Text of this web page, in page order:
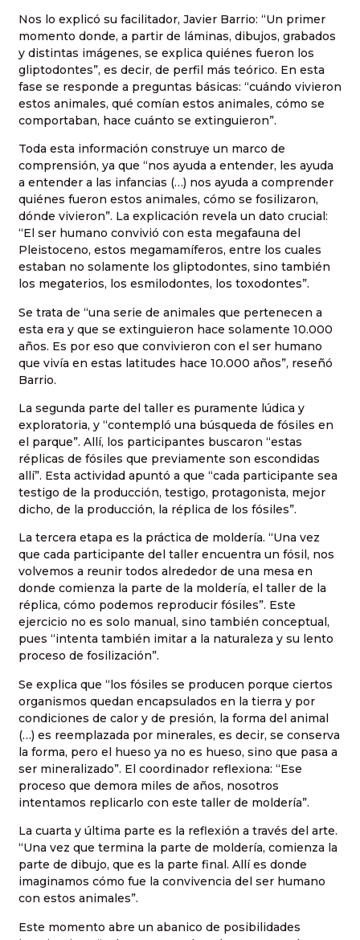
Nos lo explicó su facilitador, Javier Barrio: “Un primer
momento donde, a partir de láminas, dibujos, grabados
y distintas imágenes, se explica quiénes fueron los
gliptodontes”, es decir, de perfil más teórico. En esta
fase se responde a preguntas básicas: “cuándo vivieron
estos animales, qué comían estos animales, cómo se
comportaban, hace cuánto se extinguieron”.
Toda esta información construye un marco de
comprensión, ya que “nos ayuda a entender, les ayuda
a entender a las infancias (…) nos ayuda a comprender
quiénes fueron estos animales, cómo se fosilizaron,
dónde vivieron”. La explicación revela un dato crucial:
“El ser humano convivió con esta megafauna del
Pleistoceno, estos megamamíferos, entre los cuales
estaban no solamente los gliptodontes, sino también
los megaterios, los esmilodontes, los toxodontes”.
Se trata de “una serie de animales que pertenecen a
esta era y que se extinguieron hace solamente 10.000
años. Es por eso que convivieron con el ser humano
que vivía en estas latitudes hace 10.000 años”, reseñó
Barrio.
La segunda parte del taller es puramente lúdica y
exploratoria, y “contempló una búsqueda de fósiles en
el parque”. Allí, los participantes buscaron “estas
réplicas de fósiles que previamente son escondidas
allí”. Esta actividad apuntó a que “cada participante sea
testigo de la producción, testigo, protagonista, mejor
dicho, de la producción, la réplica de los fósiles”.
La tercera etapa es la práctica de moldería. “Una vez
que cada participante del taller encuentra un fósil, nos
volvemos a reunir todos alrededor de una mesa en
donde comienza la parte de la moldería, el taller de la
réplica, cómo podemos reproducir fósiles”. Este
ejercicio no es solo manual, sino también conceptual,
pues “intenta también imitar a la naturaleza y su lento
proceso de fosilización”.
Se explica que “los fósiles se producen porque ciertos
organismos quedan encapsulados en la tierra y por
condiciones de calor y de presión, la forma del animal
(…) es reemplazada por minerales, es decir, se conserva
la forma, pero el hueso ya no es hueso, sino que pasa a
ser mineralizado”. El coordinador reflexiona: “Ese
proceso que demora miles de años, nosotros
intentamos replicarlo con este taller de moldería”.
La cuarta y última parte es la reflexión a través del arte.
“Una vez que termina la parte de moldería, comienza la
parte de dibujo, que es la parte final. Allí es donde
imaginamos cómo fue la convivencia del ser humano
con estos animales”.
Este momento abre un abanico de posibilidades